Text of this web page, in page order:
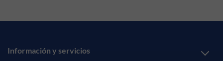
Información y servicios